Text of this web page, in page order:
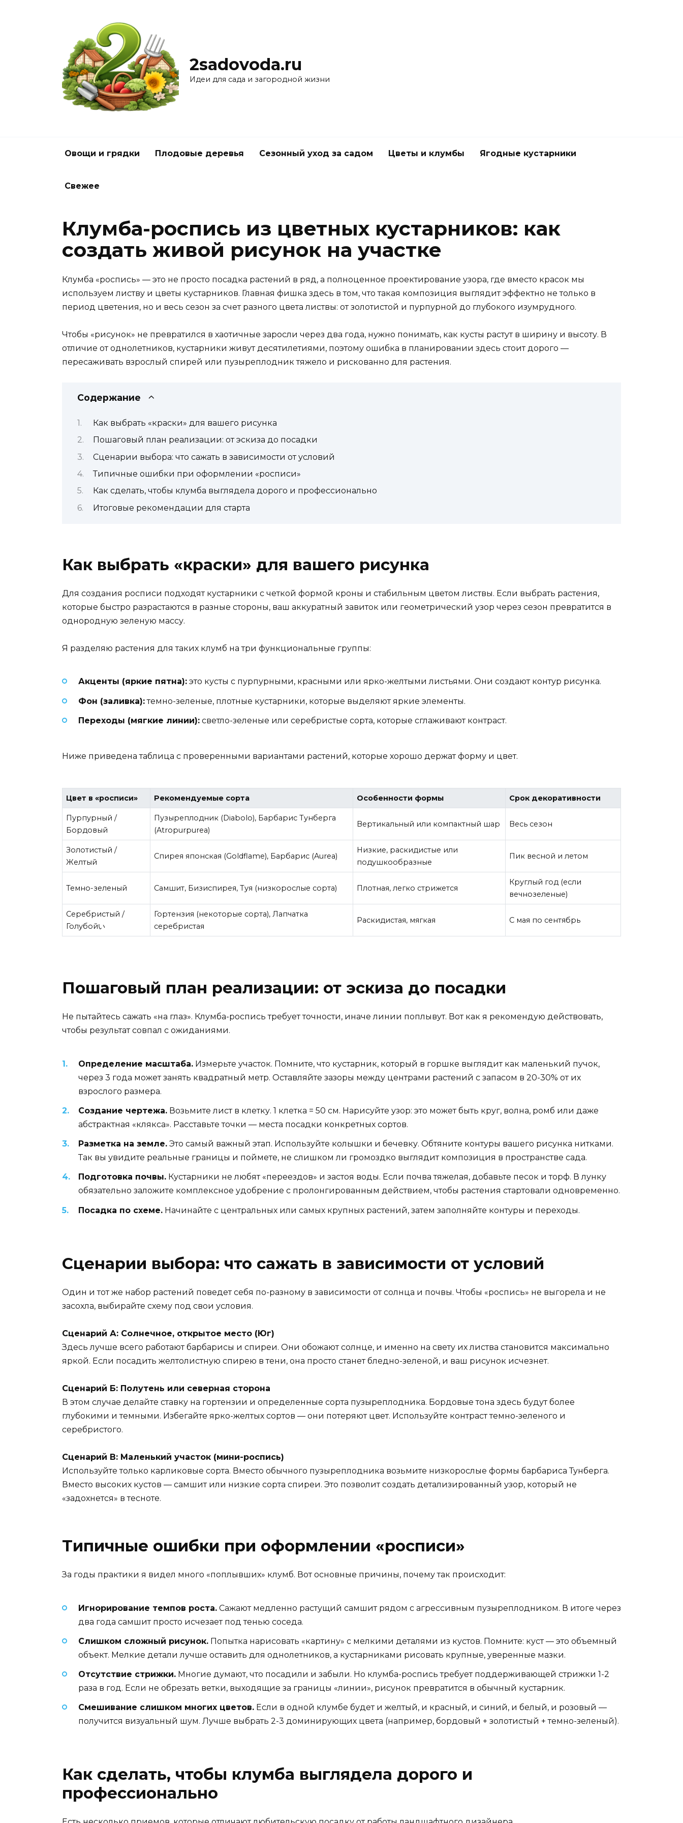
2sadovoda.ru
Идеи для сада и загородной жизни
Овощи и грядки Плодовые деревья Сезонный уход за садом Цветы и клумбы Ягодные кустарники
Свежее
Клумба-роспись из цветных кустарников: как
создать живой рисунок на участке
Клумба «роспись» — это не просто посадка растений в ряд, а полноценное проектирование узора, где вместо красок мы
используем листву и цветы кустарников. Главная фишка здесь в том, что такая композиция выглядит эффектно не только в
период цветения, но и весь сезон за счет разного цвета листвы: от золотистой и пурпурной до глубокого изумрудного.
Чтобы «рисунок» не превратился в хаотичные заросли через два года, нужно понимать, как кусты растут в ширину и высоту. В
отличие от однолетников, кустарники живут десятилетиями, поэтому ошибка в планировании здесь стоит дорого —
пересаживать взрослый спирей или пузыреплодник тяжело и рискованно для растения.
Содержание
Как выбрать «краски» для вашего рисунка
Пошаговый план реализации: от эскиза до посадки
Сценарии выбора: что сажать в зависимости от условий
Типичные ошибки при оформлении «росписи»
Как сделать, чтобы клумба выглядела дорого и профессионально
Итоговые рекомендации для старта
Как выбрать «краски» для вашего рисунка
Для создания росписи подходят кустарники с четкой формой кроны и стабильным цветом листвы. Если выбрать растения,
которые быстро разрастаются в разные стороны, ваш аккуратный завиток или геометрический узор через сезон превратится в
однородную зеленую массу.
Я разделяю растения для таких клумб на три функциональные группы:
Акценты (яркие пятна): это кусты с пурпурными, красными или ярко-желтыми листьями. Они создают контур рисунка.
Фон (заливка):темно-зеленые, плотные кустарники, которые выделяют яркие элементы.
Переходы (мягкие линии): светло-зеленые или серебристые сорта, которые сглаживают контраст.
Ниже приведена таблица с проверенными вариантами растений, которые хорошо держат форму и цвет.
Цвет в «росписи» Рекомендуемые сорта Особенности формы Срок декоративности
Пурпурный /
Бордовый
Пузыреплодник (Diabolo), Барбарис Тунберга
(Atropurpurea)
Вертикальный или компактный шар Весь сезон
Золотистый /
Желтый
Спирея японская (Goldflame), Барбарис (Aurea)
Низкие, раскидистые или
подушкообразные
Пик весной и летом
Темно-зеленый Самшит, Бизиспирея, Туя (низкорослые сорта) Плотная, легко стрижется
Круглый год (если
вечнозеленые)
Серебристый /
Голубойい
Гортензия (некоторые сорта), Лапчатка
серебристая
Раскидистая, мягкая С мая по сентябрь
Пошаговый план реализации: от эскиза до посадки
Не пытайтесь сажать «на глаз». Клумба-роспись требует точности, иначе линии поплывут. Вот как я рекомендую действовать,
чтобы результат совпал с ожиданиями.
Определение масштаба. Измерьте участок. Помните, что кустарник, который в горшке выглядит как маленький пучок,
через 3 года может занять квадратный метр. Оставляйте зазоры между центрами растений с запасом в 20-30% от их
взрослого размера.
Создание чертежа. Возьмите лист в клетку. 1 клетка = 50 см. Нарисуйте узор: это может быть круг, волна, ромб или даже
абстрактная «клякса». Расставьте точки — места посадки конкретных сортов.
Разметка на земле. Это самый важный этап. Используйте колышки и бечевку. Обтяните контуры вашего рисунка нитками.
Так вы увидите реальные границы и поймете, не слишком ли громоздко выглядит композиция в пространстве сада.
Подготовка почвы. Кустарники не любят «переездов» и застоя воды. Если почва тяжелая, добавьте песок и торф. В лунку
обязательно заложите комплексное удобрение с пролонгированным действием, чтобы растения стартовали одновременно.
Посадка по схеме. Начинайте с центральных или самых крупных растений, затем заполняйте контуры и переходы.
Сценарии выбора: что сажать в зависимости от условий
Один и тот же набор растений поведет себя по-разному в зависимости от солнца и почвы. Чтобы «роспись» не выгорела и не
засохла, выбирайте схему под свои условия.
Сценарий А: Солнечное, открытое место (Юг)
Здесь лучше всего работают барбарисы и спиреи. Они обожают солнце, и именно на свету их листва становится максимально
яркой. Если посадить желтолистную спирею в тени, она просто станет бледно-зеленой, и ваш рисунок исчезнет.
Сценарий Б: Полутень или северная сторона
В этом случае делайте ставку на гортензии и определенные сорта пузыреплодника. Бордовые тона здесь будут более
глубокими и темными. Избегайте ярко-желтых сортов — они потеряют цвет. Используйте контраст темно-зеленого и
серебристого.
Сценарий В: Маленький участок (мини-роспись)
Используйте только карликовые сорта. Вместо обычного пузыреплодника возьмите низкорослые формы барбариса Тунберга.
Вместо высоких кустов — самшит или низкие сорта спиреи. Это позволит создать детализированный узор, который не
«задохнется» в тесноте.
Типичные ошибки при оформлении «росписи»
За годы практики я видел много «поплывших» клумб. Вот основные причины, почему так происходит:
Игнорирование темпов роста. Сажают медленно растущий самшит рядом с агрессивным пузыреплодником. В итоге через
два года самшит просто исчезает под тенью соседа.
Слишком сложный рисунок. Попытка нарисовать «картину» с мелкими деталями из кустов. Помните: куст — это объемный
объект. Мелкие детали лучше оставить для однолетников, а кустарниками рисовать крупные, уверенные мазки.
Отсутствие стрижки. Многие думают, что посадили и забыли. Но клумба-роспись требует поддерживающей стрижки 1-2
раза в год. Если не обрезать ветки, выходящие за границы «линии», рисунок превратится в обычный кустарник.
Смешивание слишком многих цветов. Если в одной клумбе будет и желтый, и красный, и синий, и белый, и розовый —
получится визуальный шум. Лучше выбрать 2-3 доминирующих цвета (например, бордовый + золотистый + темно-зеленый).
Как сделать, чтобы клумба выглядела дорого и
профессионально